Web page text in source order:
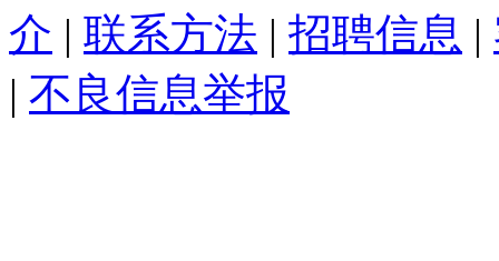
介 | 联系方法 | 招聘信息 |
| 不良信息举报